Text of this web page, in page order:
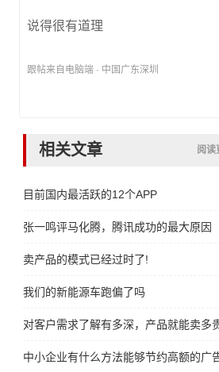
说得很有道理
跟帖来自电脑端 · 中国广东深圳
相关文章 阅读
目前国内最活跃的12个APP
张一鸣评马化腾，腾讯成功的最大原因
卖产品的模式已经过时了!
我们的新能源车跑偏了吗
对客户需求了解有多深，产品就能卖多
中小企业有什么方法能够节约高额的广